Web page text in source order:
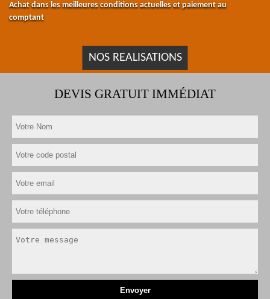
Achat dans les meilleures conditions actuelles et paiement au
comptant
NOS REALISATIONS
DEVIS GRATUIT IMMÉDIAT